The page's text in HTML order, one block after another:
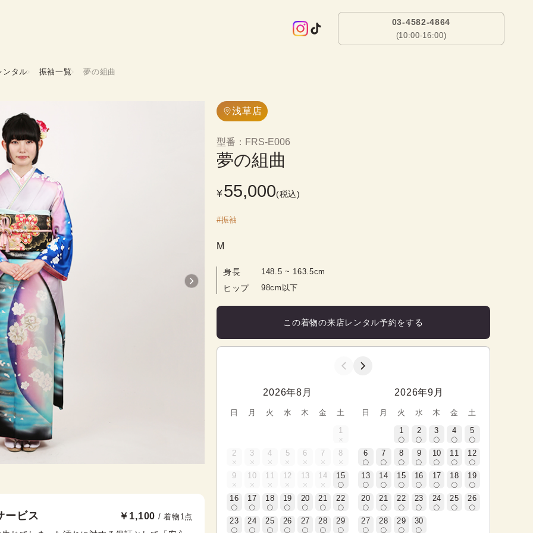
03-4582-4864
(10:00-16:00)
ンタル 振袖一覧 夢の組曲
ービス ￥1,100 / 着物1点
浅草店
型番 ： FRS-E006
夢の組曲
¥55,000(税込)
#振袖
M
身長 148.5 ~ 163.5cm
ヒップ 98cm以下
この着物の来店レンタル予約をする
2026年8月
日 月 火 水 木 金
土
1
2 3 4 5 6 7 8
9 10 11 12 13 14 15
16 17 18 19 20 21 22
23 24 25 26 27 28 29
2026年9月
日 月 火 水 木 金
土
1
2 3 4 5
6 7 8 9 10 11 12
13 14 15 16 17 18 19
20 21 22 23 24 25 26
27 28 29 30